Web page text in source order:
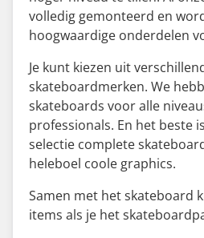
volledig gemonteerd en
hoogwaardige onderdelen
Je kunt kiezen uit
skateboardmerken. We
skateboards voor alle
professionals. En het beste
selectie complete
heleboel coole graphics.
Samen met het skateboard
items als je het